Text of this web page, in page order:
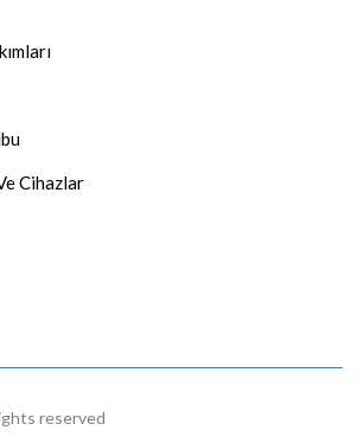
Cihazlar
reserved